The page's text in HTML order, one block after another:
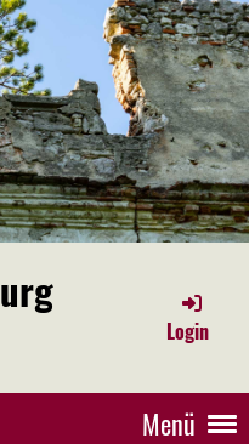
Login
Menü